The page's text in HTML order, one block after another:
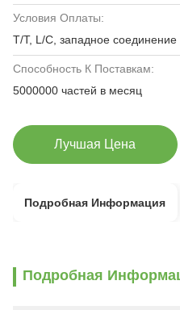
Условия Оплаты:
T/T, L/C, западное соединение
Способность К Поставкам:
5000000 частей в месяц
Лучшая Цена
Подробная Информация
Подробная